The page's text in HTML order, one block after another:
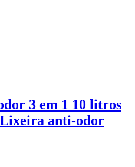
3 em 1 10 litros
anti-odor